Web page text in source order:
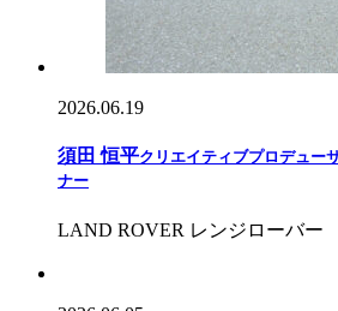
2026.06.19
須田 恒平クリエイティブプロデュー
ナー
LAND ROVER レンジローバー